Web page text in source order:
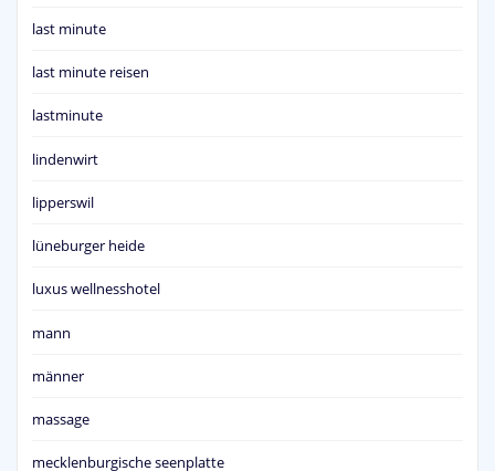
last minute
last minute reisen
lastminute
lindenwirt
lipperswil
lüneburger heide
luxus wellnesshotel
mann
männer
massage
mecklenburgische seenplatte